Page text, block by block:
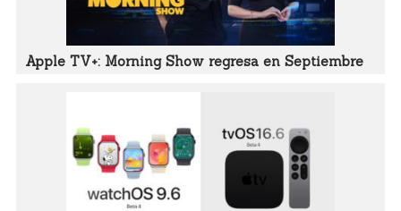
Apple TV+: Morning Show regresa en Septiembre